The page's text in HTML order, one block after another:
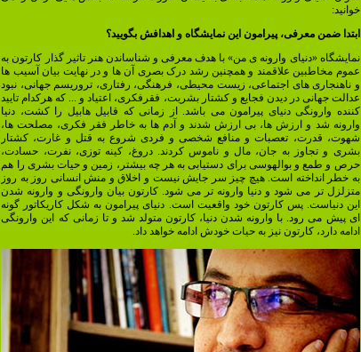
خوانید:
ابتدا ضمن معرفی، پیرامون این نمایشگاه و اهدافش بگویید؟
نمایشگاه «دنیای وارونه ی من» با هدف معرفی و شناساندن هنر تاثیر گذار کارتون به
عموم مخاطبین علاقمند و همچنین رشد درک بصری آن ها و در نهایت بیان آسیب ها
و ناهنجاری های اجتماعی، زیست محیطی، فرهنگی، رفتاری، تروریسم جهانی، نبود
عدالت جهانی در دیدن فجایع و کشتار بشریت، فقرفکری، اعتیاد و ... که هرکدام تایید
کننده وارونگی دنیای پیرامون می باشد. از زمانی که قابیل هابیل را کشت، دنیا
وارونه شد و ارزش ها، بی ارزش شدند و آدم ها به خاطر فقر فکری، مصلحت ها،
شهوت، قدرت، تعصبات و منافع شخصی و فردی شروع به قتل و غارت، کشتار
بشری و تجاوز به جان، مال و ناموس کردند. دروغ، کینه توزی، نفرت، حسادت،
حرص و طمع و بوالهوسی برای دستیابی به هر چه بیشتر، زمین و حیات بشری را هم
به خطر انداخته است. هیچ چیز سر جایش نیست و اخلاق و منش انسانی روز به روز
متزلزل تر می شود و دنیا وارونه تر می شود. کارتون بیان وارونگی و وارونه شدن
این دنیاست. پس کارتون خود واقعیت است. دنیای پیرامون به شکل کاریکاتور گونه
ای پیش می رود. با وارونه شدن دنیا، کارتون متولد شد و تا زمانی که این وارونگی
ادامه دارد، کارتون نیز به حیات خودش ادامه خواهد داد.